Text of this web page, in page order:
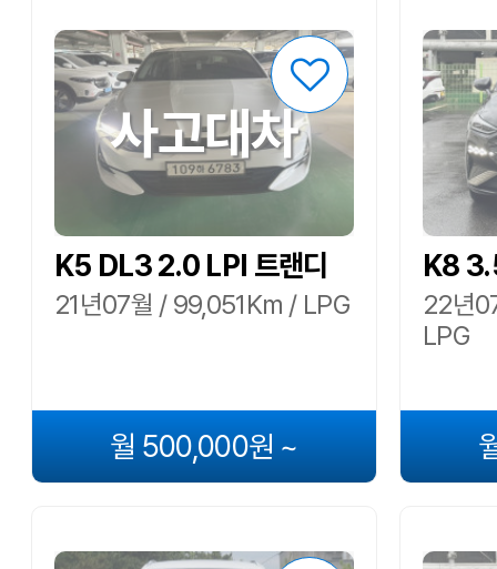
사고대차
K5 DL3 2.0 LPI 트랜디
21년07월 / 99,051Km / LPG
월 500,000원 ~
K8
22년
LPG